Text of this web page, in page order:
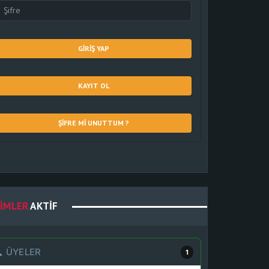
GIRIŞ YAP
KAYIT OL
ŞIFRE MI UNUTTUM ?
AKTIF
ÜYELER 1